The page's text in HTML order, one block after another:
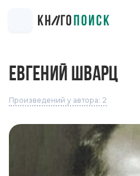
ЕВГЕНИЙ ШВАРЦ
Произведений у автора: 2